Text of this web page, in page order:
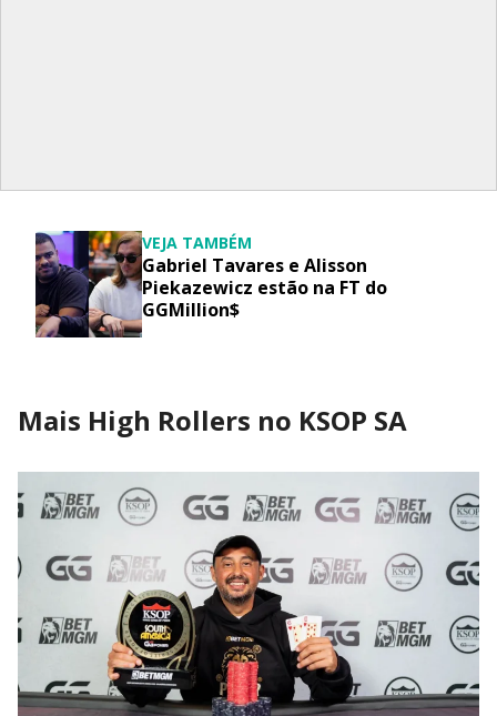
VEJA TAMBÉM
Gabriel Tavares e Alisson
Piekazewicz estão na FT do
GGMillion$
Mais High Rollers no KSOP SA